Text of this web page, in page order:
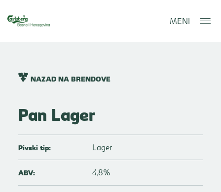
MENI
NAZAD NA BRENDOVE
Pan Lager
Pivski tip: Lager
ABV: 4,8%